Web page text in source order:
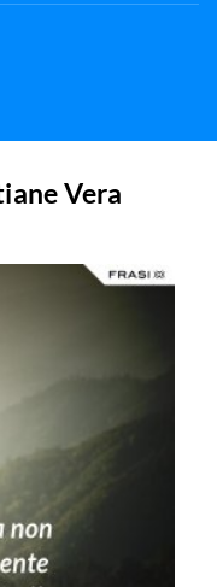
Vera